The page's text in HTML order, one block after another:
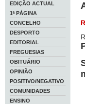
EDIÇÃO ACTUAL
1ª PÁGINA
CONCELHO
DESPORTO
EDITORIAL
FREGUESIAS
OBITUÁRIO
OPINIÃO
POSITIVO/NEGATIVO
COMUNIDADES
ENSINO